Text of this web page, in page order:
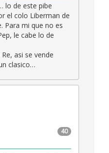
lo de este pibe
el colo Liberman de
Para mi que no es
le cabe lo de
asi se vende
clasico…
40